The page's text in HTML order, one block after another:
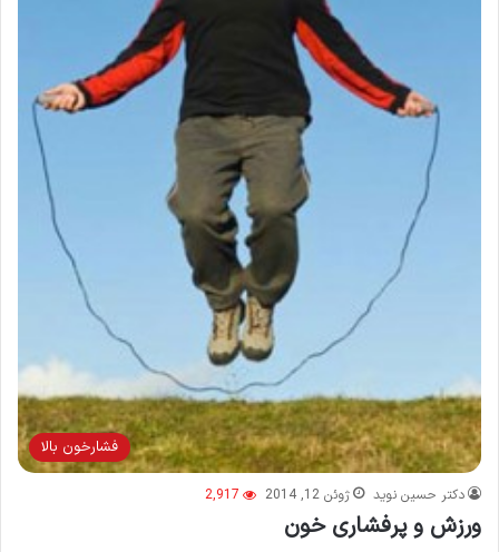
فشارخون بالا
دکتر حسین نوید ژوئن 12, 2014 2,917
ورزش و پرفشاری خون